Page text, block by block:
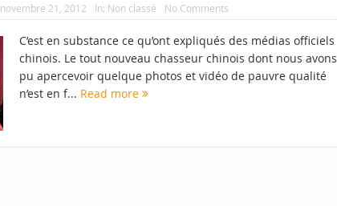
novembre 21, 2012 In: Non classé No Comments
C’est en substance ce qu’ont expliqués des médias officiels
chinois. Le tout nouveau chasseur chinois dont nous avons
pu apercevoir quelque photos et vidéo de pauvre qualité
n’est en f... Read more